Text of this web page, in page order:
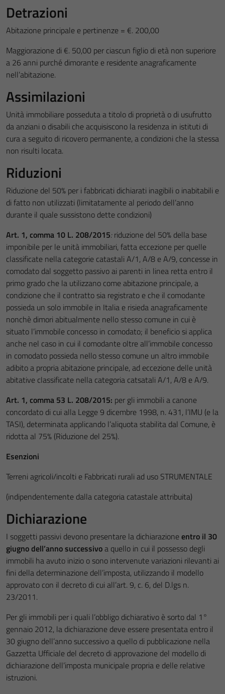
Detrazioni
Abitazione principale e pertinenze = €. 200,00
Maggiorazione di €. 50,00 per ciascun figlio di età non superiore
a 26 anni purché dimorante e residente anagraficamente
nell’abitazione.
Assimilazioni
Unità immobiliare posseduta a titolo di proprietà o di usufrutto
da anziani o disabili che acquisiscono la residenza in istituti di
cura a seguito di ricovero permanente, a condizioni che la stessa
non risulti locata.
Riduzioni
Riduzione del 50% per i fabbricati dichiarati inagibili o inabitabili e
di fatto non utilizzati (limitatamente al periodo dell’anno
durante il quale sussistono dette condizioni)
Art. 1, comma 10 L. 208/2015:riduzione del 50% della base
imponibile per le unità immobiliari, fatta eccezione per quelle
classificate nella categorie catastali A/1, A/8 e A/9, concesse in
comodato dal soggetto passivo ai parenti in linea retta entro il
primo grado che la utilizzano come abitazione principale, a
condizione che il contratto sia registrato e che il comodante
possieda un solo immobile in Italia e risieda anagraficamente
nonchè dimori abitualmente nello stesso comune in cui è
situato l’immobile concesso in comodato; il beneficio si applica
anche nel caso in cui il comodante oltre all’immobile concesso
in comodato possieda nello stesso comune un altro immobile
adibito a propria abitazione principale, ad eccezione delle unità
abitative classificate nella categoria catsatali A/1, A/8 e A/9.
Art. 1, comma 53 L. 208/2015: per gli immobili a canone
concordato di cui alla Legge 9 dicembre 1998, n. 431, l’IMU (e la
TASI), determinata applicando l’aliquota stabilita dal Comune, è
ridotta al 75% (Riduzione del 25%).
Esenzioni
Terreni agricoli/incolti e Fabbricati rurali ad uso STRUMENTALE
(indipendentemente dalla categoria catastale attribuita)
Dichiarazione
I soggetti passivi devono presentare la dichiarazioneentro il 30
giugno dell’anno successivoa quello in cui il possesso degli
immobili ha avuto inizio o sono intervenute variazioni rilevanti ai
fini della determinazione dell’imposta, utilizzando il modello
approvato con il decreto di cui all’art. 9, c. 6, del D.lgs n.
23/2011.
Per gli immobili per i quali l’obbligo dichiarativo è sorto dal 1°
gennaio 2012, la dichiarazione deve essere presentata entro il
30 giugno dell’anno successivo a quello di pubblicazione nella
Gazzetta Ufficiale del decreto di approvazione del modello di
dichiarazione dell’imposta municipale propria e delle relative
istruzioni.
funzionamento
del sito e non
possono
essere
informazioni
personali.